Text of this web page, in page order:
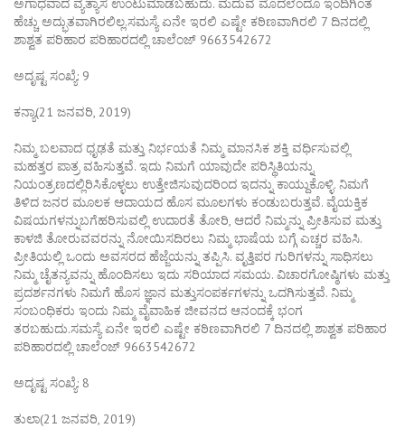
ಅಗಾಧವಾದ ವ್ಯತ್ಯಾಸ ಉಂಟುಮಾಡಬಹುದು. ಮದುವೆ ಮೊದಲೆಂದೂ ಇಂದಿಗಿಂತ
ಹೆಚ್ಚು ಅದ್ಭುತವಾಗಿರಲಿಲ್ಲ.ಸಮಸ್ಯೆ ಏನೇ ಇರಲಿ ಎಷ್ಟೇ ಕಠಿಣವಾಗಿರಲಿ 7 ದಿನದಲ್ಲಿ
ಶಾಶ್ವತ ಪರಿಹಾರ ಪರಿಹಾರದಲ್ಲಿ ಚಾಲೆಂಜ್ 9663542672
ಅದೃಷ್ಟ ಸಂಖ್ಯೆ: 9
ಕನ್ಯಾ(21 ಜನವರಿ, 2019)
ನಿಮ್ಮ ಬಲವಾದ ಧೃಢತೆ ಮತ್ತು ನಿರ್ಭಯತೆ ನಿಮ್ಮ ಮಾನಸಿಕ ಶಕ್ತಿ ವರ್ಧಿಸುವಲ್ಲಿ
ಮಹತ್ತರ ಪಾತ್ರ ವಹಿಸುತ್ತವೆ. ಇದು ನಿಮಗೆ ಯಾವುದೇ ಪರಿಸ್ಥಿತಿಯನ್ನು
ನಿಯಂತ್ರಣದಲ್ಲಿರಿಸಿಕೊಳ್ಳಲು ಉತ್ತೇಜಿಸುವುದರಿಂದ ಇದನ್ನು ಕಾಯ್ದುಕೊಳ್ಳಿ. ನಿಮಗೆ
ತಿಳಿದ ಜನರ ಮೂಲಕ ಆದಾಯದ ಹೊಸ ಮೂಲಗಳು ಕಂಡುಬರುತ್ತವೆ. ವೈಯಕ್ತಿಕ
ವಿಷಯಗಳನ್ನುಬಗೆಹರಿಸುವಲ್ಲಿ ಉದಾರತೆ ತೋರಿ, ಆದರೆ ನಿಮ್ಮನ್ನು ಪ್ರೀತಿಸುವ ಮತ್ತು
ಕಾಳಜಿ ತೋರುವವರನ್ನು ನೋಯಿಸದಿರಲು ನಿಮ್ಮ ಭಾಷೆಯ ಬಗ್ಗೆ ಎಚ್ಚರ ವಹಿಸಿ.
ಪ್ರೀತಿಯಲ್ಲಿ ಒಂದು ಅವಸರದ ಹೆಜ್ಜೆಯನ್ನು ತಪ್ಪಿಸಿ. ವೃತ್ತಿಪರ ಗುರಿಗಳನ್ನು ಸಾಧಿಸಲು
ನಿಮ್ಮ ಚೈತನ್ಯವನ್ನು ಹೊಂದಿಸಲು ಇದು ಸರಿಯಾದ ಸಮಯ. ವಿಚಾರಗೋಷ್ಠಿಗಳು ಮತ್ತು
ಪ್ರದರ್ಶನಗಳು ನಿಮಗೆ ಹೊಸ ಜ್ಞಾನ ಮತ್ತುಸಂಪರ್ಕಗಳನ್ನು ಒದಗಿಸುತ್ತವೆ. ನಿಮ್ಮ
ಸಂಬಂಧಿಕರು ಇಂದು ನಿಮ್ಮ ವೈವಾಹಿಕ ಜೀವನದ ಆನಂದಕ್ಕೆ ಭಂಗ
ತರಬಹುದು.ಸಮಸ್ಯೆ ಏನೇ ಇರಲಿ ಎಷ್ಟೇ ಕಠಿಣವಾಗಿರಲಿ 7 ದಿನದಲ್ಲಿ ಶಾಶ್ವತ ಪರಿಹಾರ
ಪರಿಹಾರದಲ್ಲಿ ಚಾಲೆಂಜ್ 9663542672
ಅದೃಷ್ಟ ಸಂಖ್ಯೆ: 8
ತುಲಾ(21 ಜನವರಿ, 2019)